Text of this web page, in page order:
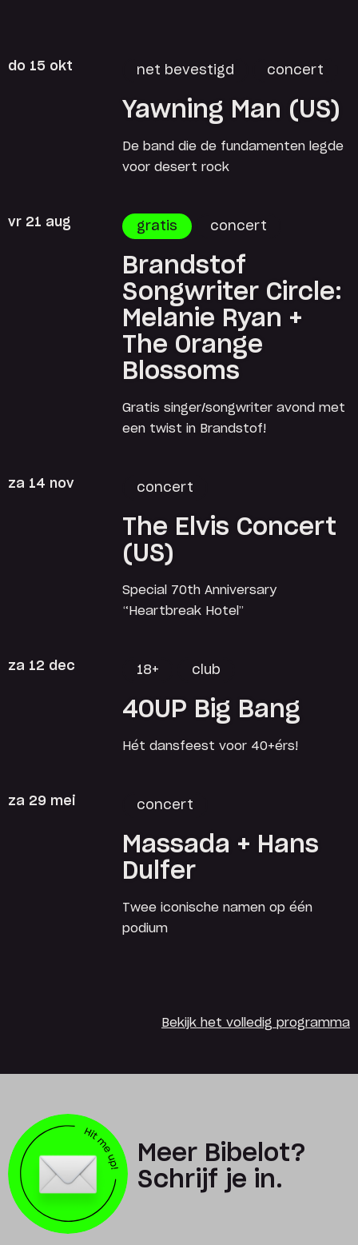
do 15 okt net bevestigd concert
Yawning Man (US)
De band die de fundamenten legde
voor desert rock
vr 21 aug gratis concert
Brandstof
Songwriter Circle:
Melanie Ryan +
The Orange
Blossoms
Gratis singer/songwriter avond met
een twist in Brandstof!
za 14 nov concert
The Elvis Concert
(US)
Special 70th Anniversary
“Heartbreak Hotel”
za 12 dec 18+ club
40UP Big Bang
Hét dansfeest voor 40+érs!
za 29 mei concert
Massada + Hans
Dulfer
Twee iconische namen op één
podium
Bekijk het volledig programma
Meer Bibelot?
Schrijf je in.